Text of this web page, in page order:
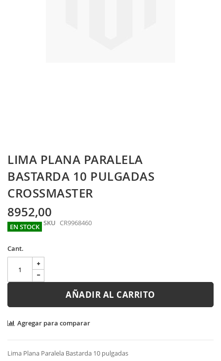
Skip
to
the
beginning
of
the
images
gallery
LIMA PLANA PARALELA
BASTARDA 10 PULGADAS
CROSSMASTER
8952,00
EN STOCK SKU CR9968460
Cant.
AÑADIR AL CARRITO
Agregar para comparar
Lima Plana Paralela Bastarda 10 pulgadas